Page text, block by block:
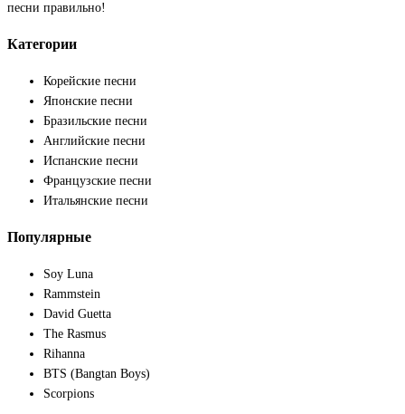
песни правильно!
Категории
Корейские песни
Японские песни
Бразильские песни
Английские песни
Испанские песни
Французские песни
Итальянские песни
Популярные
Soy Luna
Rammstein
David Guetta
The Rasmus
Rihanna
BTS (Bangtan Boys)
Scorpions